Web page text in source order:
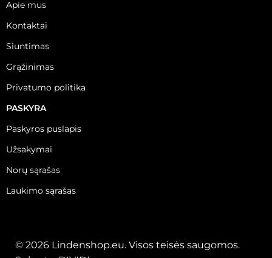
Apie mus
Kontaktai
Siuntimas
Grąžinimas
Privatumo politika
PASKYRA
Paskyros puslapis
Užsakymai
Norų sąrašas
Laukimo sąrašas
© 2026 Lindenshop.eu. Visos teisės saugomos.